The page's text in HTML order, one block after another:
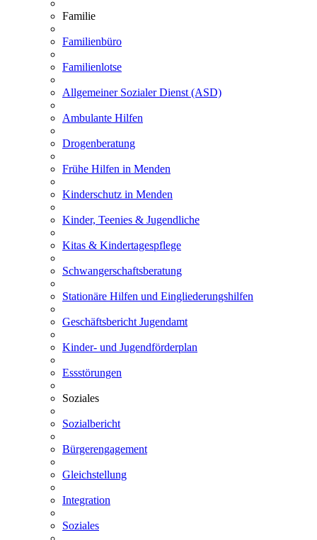
Familie
Familienbüro
Familienlotse
Allgemeiner Sozialer Dienst (ASD)
Ambulante Hilfen
Drogenberatung
Frühe Hilfen in Menden
Kinderschutz in Menden
Kinder, Teenies & Jugendliche
Kitas & Kindertagespflege
Schwangerschaftsberatung
Stationäre Hilfen und Eingliederungshilfen
Geschäftsbericht Jugendamt
Kinder- und Jugendförderplan
Essstörungen
Soziales
Sozialbericht
Bürgerengagement
Gleichstellung
Integration
Soziales